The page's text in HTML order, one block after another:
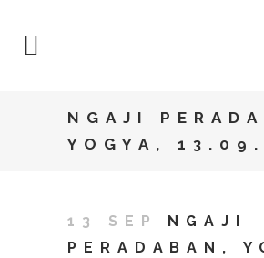
NGAJI
YOGYA,
13 SEP
NGAJI
PERADABAN,